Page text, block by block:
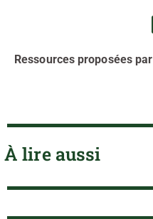
Ressources proposées par
À lire aussi